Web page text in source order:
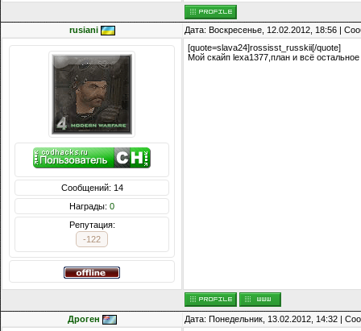
rusiani Дата: Воскресенье, 12.02.2012, 18:56 |
Сообщений: 14
Награды: 0
Репутация:
-122
[quote=slava24]rossisst_russkii[/quote]
Мой скайп lexa1377,план и всё остальное
Дроген Дата: Понедельник, 13.02.2012, 14:32 |